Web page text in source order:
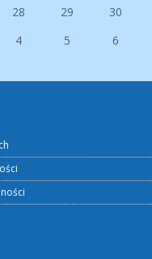
28 29
30
4 5 6